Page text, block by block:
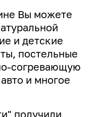
Вы можете
и детские
постельные
согревающую
и многое
получили